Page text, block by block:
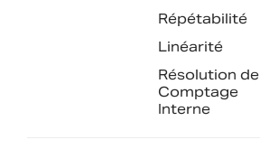
Répétabilité
Linéarité
Résolution de
Comptage
Interne